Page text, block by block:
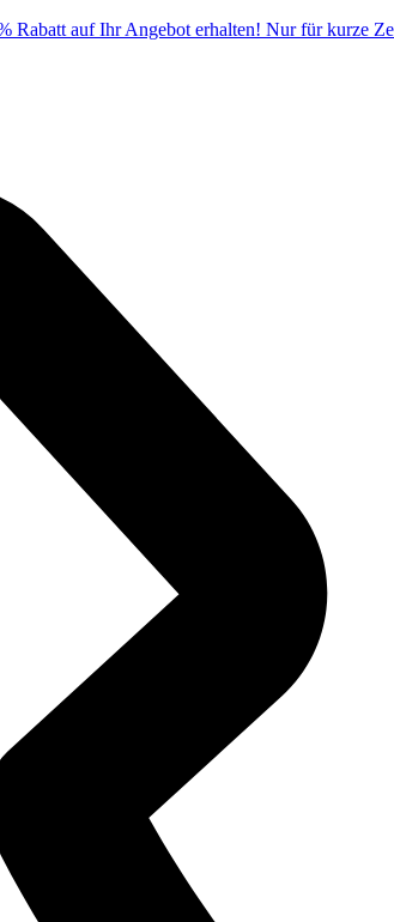
Rabatt auf Ihr Angebot erhalten! Nur für kurze